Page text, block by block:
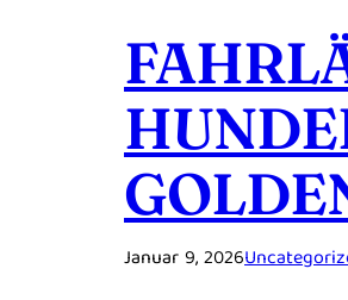
Januar 9, 2026